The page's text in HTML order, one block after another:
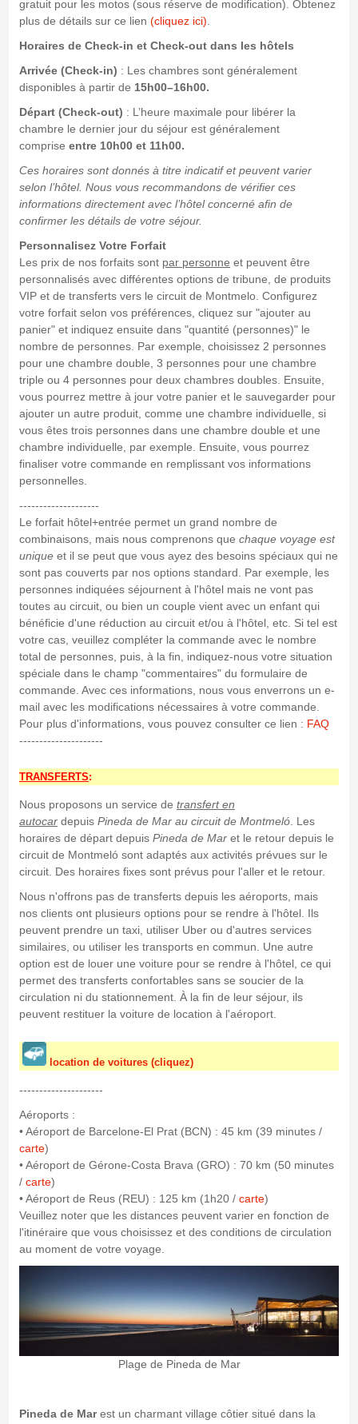
gratuit pour les motos (sous réserve de modification). Obtenez
plus de détails sur ce lien (cliquez ici)
Horaires de Check-in et Check-out dans les hôtels
Arrivée (Check-in) : Les chambres sont généralement
disponibles à partir de 15h00–16h00.
Départ (Check-out) : L’heure maximale pour libérer la
chambre le dernier jour du séjour est généralement
comprise entre 10h00 et 11h00.
Ces horaires sont donnés à titre indicatif et peuvent varier
selon l’hôtel. Nous vous recommandons de vérifier ces
informations directement avec l’hôtel concerné afin de
confirmer les détails de votre séjour.
Personnalisez Votre Forfait
Les prix de nos forfaits sont par personne et peuvent être
personnalisés avec différentes options de tribune, de produits
VIP et de transferts vers le circuit de Montmelo. Configurez
votre forfait selon vos préférences, cliquez sur "ajouter au
panier" et indiquez ensuite dans "quantité (personnes)" le
nombre de personnes. Par exemple, choisissez 2 personnes
pour une chambre double, 3 personnes pour une chambre
triple ou 4 personnes pour deux chambres doubles. Ensuite,
vous pourrez mettre à jour votre panier et le sauvegarder pour
ajouter un autre produit, comme une chambre individuelle, si
vous êtes trois personnes dans une chambre double et une
chambre individuelle, par exemple. Ensuite, vous pourrez
finaliser votre commande en remplissant vos informations
personnelles.
--------------------
Le forfait hôtel+entrée permet un grand nombre de
combinaisons, mais nous comprenons que chaque voyage est
uniqueet il se peut que vous ayez des besoins spéciaux qui ne
sont pas couverts par nos options standard. Par exemple, les
personnes indiquées séjournent à l'hôtel mais ne vont pas
toutes au circuit, ou bien un couple vient avec un enfant qui
bénéficie d'une réduction au circuit et/ou à l'hôtel, etc. Si tel est
votre cas, veuillez compléter la commande avec le nombre
total de personnes, puis, à la fin, indiquez-nous votre situation
spéciale dans le champ "commentaires" du formulaire de
commande. Avec ces informations, nous vous enverrons un e-
mail avec les modifications nécessaires à votre commande.
Pour plus d'informations, vous pouvez consulter ce lien : FAQ
---------------------
TRANSFERTS:
Nous proposons un service de transfert en
autocardepuisPineda de Mar au circuit de Montmeló. Les
horaires de départ depuis Pineda de Mar et le retour depuis le
circuit de Montmeló sont adaptés aux activités prévues sur le
circuit. Des horaires fixes sont prévus pour l'aller et le retour.
Nous n'offrons pas de transferts depuis les aéroports, mais
nos clients ont plusieurs options pour se rendre à l'hôtel. Ils
peuvent prendre un taxi, utiliser Uber ou d'autres services
similaires, ou utiliser les transports en commun. Une autre
option est de louer une voiture pour se rendre à l'hôtel, ce qui
permet des transferts confortables sans se soucier de la
circulation ni du stationnement. À la fin de leur séjour, ils
peuvent restituer la voiture de location à l'aéroport.
location de voitures (cliquez)
---------------------
Aéroports :
• Aéroport de Barcelone-El Prat (BCN) : 45 km (39 minutes /
carte)
• Aéroport de Gérone-Costa Brava (GRO) : 70 km (50 minutes
/ carte)
• Aéroport de Reus (REU) : 125 km (1h20 / carte)
Veuillez noter que les distances peuvent varier en fonction de
l'itinéraire que vous choisissez et des conditions de circulation
au moment de votre voyage.
Plage de Pineda de Mar
Pineda de Marest un charmant village côtier situé dans la